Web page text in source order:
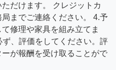
だけます。 クレジットカ
までご連絡ください。 4.予
修理や家具を組み立てま
、評価をしてください。評
が報酬を受け取ることがで